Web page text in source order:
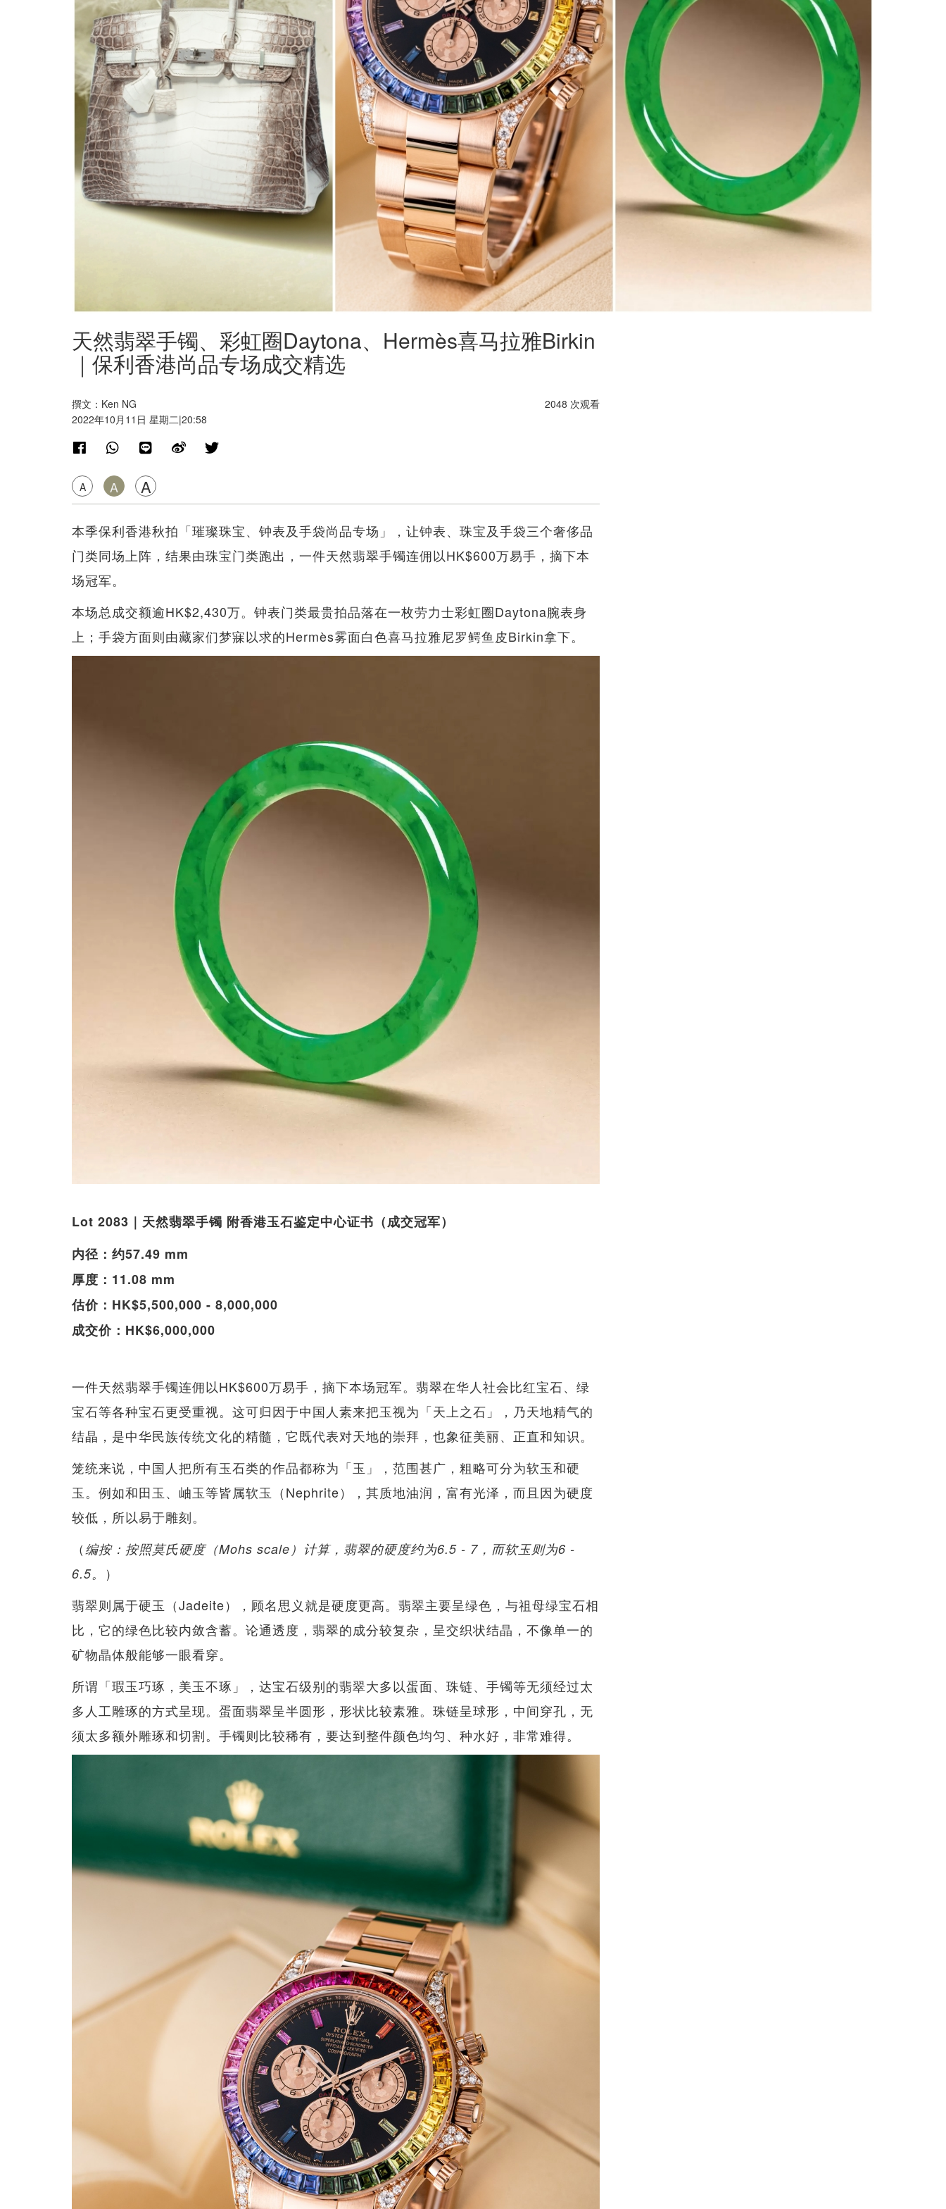
天然翡翠手镯、彩虹圈Daytona、Hermès喜马拉雅Birkin
｜保利香港尚品专场成交精选
撰文：Ken NG
2022年10月11日 星期二|20:58
A A A
2048 次观看
本季保利香港秋拍「璀璨珠宝、钟表及手袋尚品专场」，让钟表、珠宝及手袋三个奢侈品
门类同场上阵，结果由珠宝门类跑出，一件天然翡翠手镯连佣以HK$600万易手，摘下本
场冠军。
本场总成交额逾HK$2,430万。钟表门类最贵拍品落在一枚劳力士彩虹圈Daytona腕表身
上；手袋方面则由藏家们梦寐以求的Hermès雾面白色喜马拉雅尼罗鳄鱼皮Birkin拿下。
Lot 2083｜天然翡翠手镯 附香港玉石鉴定中心证书（成交冠军）
内径：约57.49 mm
厚度：11.08 mm
估价：HK$5,500,000 - 8,000,000
成交价：HK$6,000,000
一件天然翡翠手镯连佣以HK$600万易手，摘下本场冠军。翡翠在华人社会比红宝石、绿
宝石等各种宝石更受重视。这可归因于中国人素来把玉视为「天上之石」，乃天地精气的
结晶，是中华民族传统文化的精髓，它既代表对天地的崇拜，也象征美丽、正直和知识。
笼统来说，中国人把所有玉石类的作品都称为「玉」，范围甚广，粗略可分为软玉和硬
玉。例如和田玉、岫玉等皆属软玉（Nephrite），其质地油润，富有光泽，而且因为硬度
较低，所以易于雕刻。
（编按：按照莫氏硬度（Mohs scale）计算，翡翠的硬度约为6.5 - 7，而软玉则为6 -
6.5。
）
翡翠则属于硬玉（Jadeite），顾名思义就是硬度更高。翡翠主要呈绿色，与祖母绿宝石相
比，它的绿色比较内敛含蓄。论通透度，翡翠的成分较复杂，呈交织状结晶，不像单一的
矿物晶体般能够一眼看穿。
所谓「瑕玉巧琢，美玉不琢」，达宝石级别的翡翠大多以蛋面、珠链、手镯等无须经过太
多人工雕琢的方式呈现。蛋面翡翠呈半圆形，形状比较素雅。珠链呈球形，中间穿孔，无
须太多额外雕琢和切割。手镯则比较稀有，要达到整件颜色均匀、种水好，非常难得。